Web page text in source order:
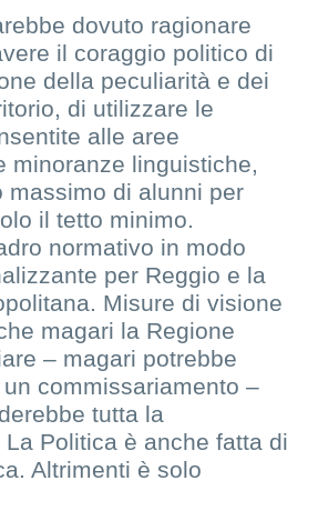
dovuto ragionare
il coraggio politico di
della peculiarità e dei
di utilizzare le
alle aree
minoranze linguistiche,
massimo di alunni per
il tetto minimo.
normativo in modo
per Reggio e la
Misure di visione
magari la Regione
– magari potrebbe
commissariamento –
tutta la
Politica è anche fatta di
Altrimenti è solo